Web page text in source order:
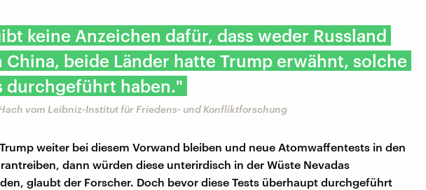
keine Anzeichen dafür, dass weder Russland
China, beide Länder hatte Trump erwähnt, solche
durchgeführt haben."
vom Leibniz-Institut für Friedens- und Konfliktforschung
weiter bei diesem Vorwand bleiben und neue Atomwaffentests in den
dann würden diese unterirdisch in der Wüste Nevadas
glaubt der Forscher. Doch bevor diese Tests überhaupt durchgeführt